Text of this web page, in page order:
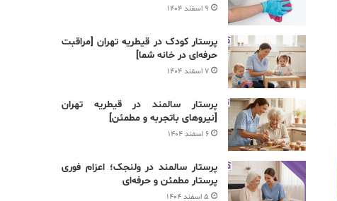
۹ اسفند ۱۴۰۴
پرستار کودک در قیطریه تهران [مراقبت
حرفه‌ای در خانه شما]
۷ اسفند ۱۴۰۴
پرستار سالمند در قیطریه تهران
[نیروهای باتجربه و مطمئن]
۶ اسفند ۱۴۰۴
پرستار سالمند در ولنجک؛ اعزام فوری
پرستار مطمئن و حرفه‌ای
۵ اسفند ۱۴۰۴